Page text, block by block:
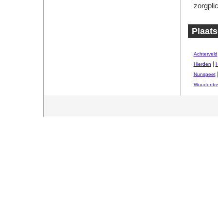
Achterveld
Hierden
Nunspeet